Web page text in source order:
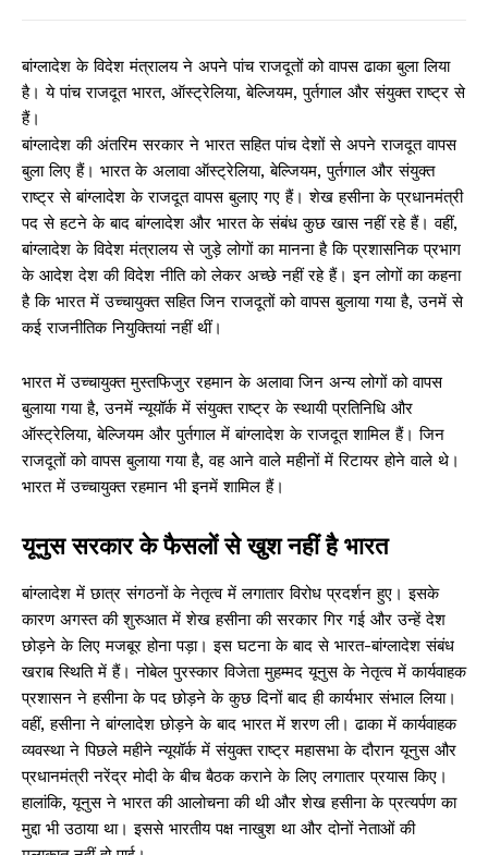
बांग्लादेश के विदेश मंत्रालय ने अपने पांच राजदूतों को वापस ढाका बुला लिया
है। ये पांच राजदूत भारत, ऑस्ट्रेलिया, बेल्जियम, पुर्तगाल और संयुक्त राष्ट्र से
हैं।
बांग्लादेश की अंतरिम सरकार ने भारत सहित पांच देशों से अपने राजदूत वापस
बुला लिए हैं। भारत के अलावा ऑस्ट्रेलिया, बेल्जियम, पुर्तगाल और संयुक्त
राष्ट्र से बांग्लादेश के राजदूत वापस बुलाए गए हैं। शेख हसीना के प्रधानमंत्री
पद से हटने के बाद बांग्लादेश और भारत के संबंध कुछ खास नहीं रहे हैं। वहीं,
बांग्लादेश के विदेश मंत्रालय से जुड़े लोगों का मानना है कि प्रशासनिक प्रभाग
के आदेश देश की विदेश नीति को लेकर अच्छे नहीं रहे हैं। इन लोगों का कहना
है कि भारत में उच्चायुक्त सहित जिन राजदूतों को वापस बुलाया गया है, उनमें से
कई राजनीतिक नियुक्तियां नहीं थीं।
भारत में उच्चायुक्त मुस्तफिजुर रहमान के अलावा जिन अन्य लोगों को वापस
बुलाया गया है, उनमें न्यूयॉर्क में संयुक्त राष्ट्र के स्थायी प्रतिनिधि और
ऑस्ट्रेलिया, बेल्जियम और पुर्तगाल में बांग्लादेश के राजदूत शामिल हैं। जिन
राजदूतों को वापस बुलाया गया है, वह आने वाले महीनों में रिटायर होने वाले थे।
भारत में उच्चायुक्त रहमान भी इनमें शामिल हैं।
यूनुस सरकार के फैसलों से खुश नहीं है भारत
बांग्लादेश में छात्र संगठनों के नेतृत्व में लगातार विरोध प्रदर्शन हुए। इसके
कारण अगस्त की शुरुआत में शेख हसीना की सरकार गिर गई और उन्हें देश
छोड़ने के लिए मजबूर होना पड़ा। इस घटना के बाद से भारत-बांग्लादेश संबंध
खराब स्थिति में हैं। नोबेल पुरस्कार विजेता मुहम्मद यूनुस के नेतृत्व में कार्यवाहक
प्रशासन ने हसीना के पद छोड़ने के कुछ दिनों बाद ही कार्यभार संभाल लिया।
वहीं, हसीना ने बांग्लादेश छोड़ने के बाद भारत में शरण ली। ढाका में कार्यवाहक
व्यवस्था ने पिछले महीने न्यूयॉर्क में संयुक्त राष्ट्र महासभा के दौरान यूनुस और
प्रधानमंत्री नरेंद्र मोदी के बीच बैठक कराने के लिए लगातार प्रयास किए।
हालांकि, यूनुस ने भारत की आलोचना की थी और शेख हसीना के प्रत्यर्पण का
मुद्दा भी उठाया था। इससे भारतीय पक्ष नाखुश था और दोनों नेताओं की